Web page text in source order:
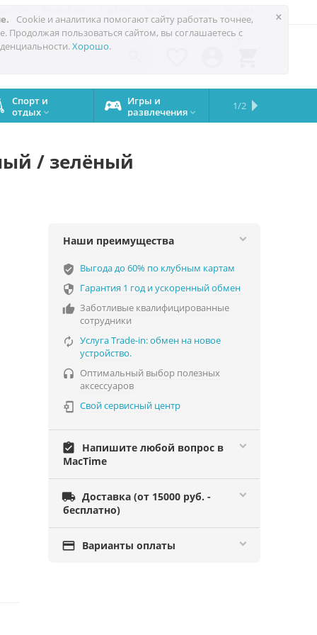
×
Cookie и аналитика помогают сайту работать точнее,
Продолжая пользоваться сайтом, вы соглашаетесь с
Хорошо.
Спорт и
отдых 
Игры и
развлечения 
Сервисный
центр
Сравните
iPhone
Подарки
на все
случаи
Запчасти
Бренды
1/2
/ зелёный
Наши преимущества
verified_user Выгода до 60% по клубным картам
 Гарантия 1 год и ускоренный обмен
 Заботливые квалифицированные
сотрудники
 Услуга Trade-in: обмен на новое
устройство.
 Оптимальный выбор полезных
аксессуаров
 Свой сервисный центр
assignment_turned_in
Напишите любой вопрос в
MacTime
 Доставка (от 15000 руб. -
бесплатно)
 Варианты оплаты